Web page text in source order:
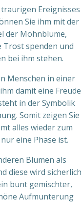
Ereignisses
Sie ihm mit der
der Mohnblume,
Trost spenden und
bei ihm stehen.
Menschen in einer
damit eine Freude
in der Symbolik
Somit zeigen Sie
alles wieder zum
eine Phase ist.
Blumen als
diese wird sicherlich
bunt gemischter,
Aufmunterung